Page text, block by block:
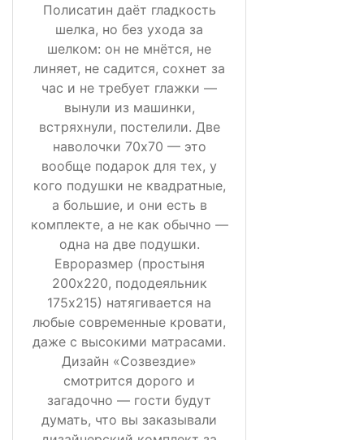
Полисатин даёт гладкость
шелка, но без ухода за
шелком: он не мнётся, не
линяет, не садится, сохнет за
час и не требует глажки —
вынули из машинки,
встряхнули, постелили. Две
наволочки 70х70 — это
вообще подарок для тех, у
кого подушки не квадратные,
а большие, и они есть в
комплекте, а не как обычно —
одна на две подушки.
Евроразмер (простыня
200х220, пододеяльник
175х215) натягивается на
любые современные кровати,
даже с высокими матрасами.
Дизайн «Созвездие»
смотрится дорого и
загадочно — гости будут
думать, что вы заказывали